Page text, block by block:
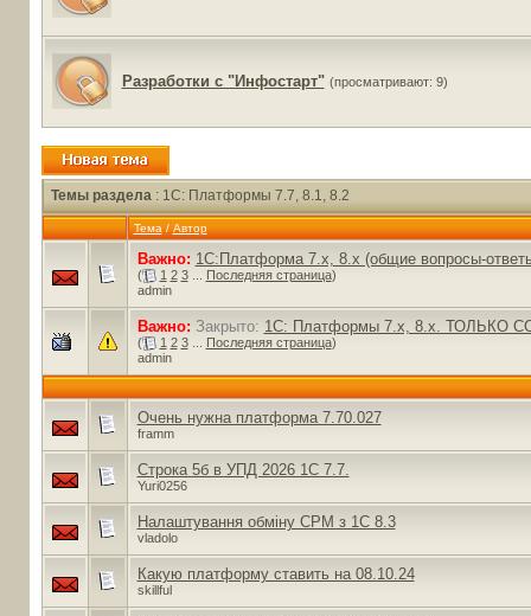
Разработки с "Инфостарт" (просматривают: 9)
Темы раздела: 1C: Платформы 7.7, 8.1, 8.2
Тема / Автор
Важно: 1С:Платформа 7.x, 8.x (общие вопросы-
( 1 2 3... Последняя страница)
admin
Важно: Закрыто: 1С: Платформы 7.x, 8.x. ТОЛЬКО
( 1 2 3... Последняя страница)
admin
Очень нужна платформа 7.70.027
framm
Строка 5б в УПД 2026 1С 7.7.
Yuri0256
Налаштування обміну СРМ з 1С 8.3
vladolo
Какую платформу ставить на 08.10.24
skillful